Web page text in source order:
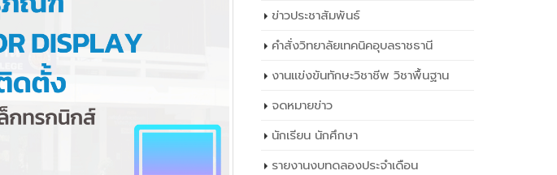
ข่าวประชาสัมพันธ์
คำสั่งวิทยาลัยเทคนิคอุบลราชธานี
งานแข่งขันทักษะวิชาชีพ วิชาพื้นฐาน
จดหมายข่าว
นักเรียน นักศึกษา
รายงานงบทดลองประจำเดือน